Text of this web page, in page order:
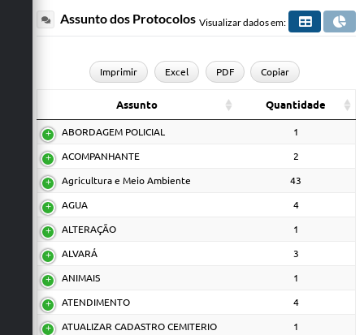
Assunto dos Protocolos Visualizar dados em:
Imprimir Excel PDF Copiar
Assunto Quantidade
ABORDAGEM POLICIAL 1
ACOMPANHANTE 2
Agricultura e Meio Ambiente 43
AGUA 4
ALTERAÇÃO 1
ALVARÁ 3
ANIMAIS 1
ATENDIMENTO 4
ATUALIZAR CADASTRO CEMITERIO 1